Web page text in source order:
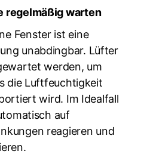
regelmäßig warten
Fenster ist eine
unabdingbar. Lüfter
werden, um
die Luftfeuchtigkeit
wird. Im Idealfall
auf
reagieren und